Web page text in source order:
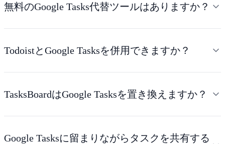
無料のGoogle Tasks代替ツールはありますか？
TodoistとGoogle Tasksを併用できますか？
TasksBoardはGoogle Tasksを置き換えますか？
Google Tasksに留まりながらタスクを共有する